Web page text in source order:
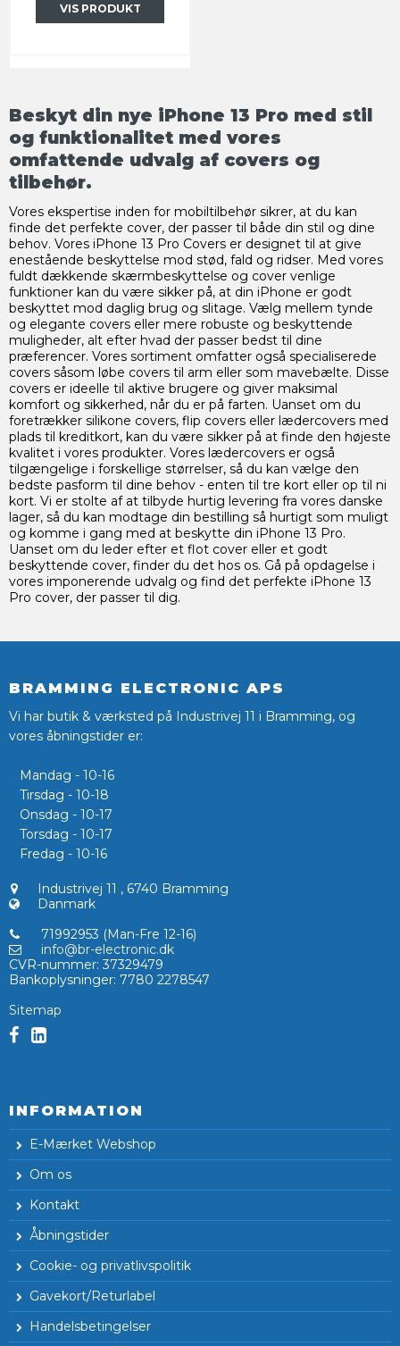
VIS PRODUKT
Beskyt din nye iPhone 13 Pro med stil
og funktionalitet med vores
omfattende udvalg af covers og
tilbehør.
Vores ekspertise inden for mobiltilbehør sikrer, at du kan
finde det perfekte cover, der passer til både din stil og dine
behov. Vores iPhone 13 Pro Covers er designet til at give
enestående beskyttelse mod stød, fald og ridser. Med vores
fuldt dækkende skærmbeskyttelse og cover venlige
funktioner kan du være sikker på, at din iPhone er godt
beskyttet mod daglig brug og slitage. Vælg mellem tynde
og elegante covers eller mere robuste og beskyttende
muligheder, alt efter hvad der passer bedst til dine
præferencer. Vores sortiment omfatter også specialiserede
covers såsom løbe covers til arm eller som mavebælte. Disse
covers er ideelle til aktive brugere og giver maksimal
komfort og sikkerhed, når du er på farten. Uanset om du
foretrækker silikone covers, flip covers eller lædercovers med
plads til kreditkort, kan du være sikker på at finde den højeste
kvalitet i vores produkter. Vores lædercovers er også
tilgængelige i forskellige størrelser, så du kan vælge den
bedste pasform til dine behov - enten til tre kort eller op til ni
kort. Vi er stolte af at tilbyde hurtig levering fra vores danske
lager, så du kan modtage din bestilling så hurtigt som muligt
og komme i gang med at beskytte din iPhone 13 Pro.
Uanset om du leder efter et flot cover eller et godt
beskyttende cover, finder du det hos os. Gå på opdagelse i
vores imponerende udvalg og find det perfekte iPhone 13
Pro cover, der passer til dig.
BRAMMING ELECTRONIC APS
Vi har butik & værksted på Industrivej 11 i Bramming, og
vores åbningstider er:
Mandag - 10-16
Tirsdag - 10-18
Onsdag - 10-17
Torsdag - 10-17
Fredag - 10-16
Industrivej 11 , 6740 Bramming
Danmark
71992953 (Man-Fre 12-16)
info@br-electronic.dk
CVR-nummer: 37329479
Bankoplysninger: 7780 2278547
Sitemap
INFORMATION
E-Mærket Webshop
Om os
Kontakt
Åbningstider
Cookie- og privatlivspolitik
Gavekort/Returlabel
Handelsbetingelser